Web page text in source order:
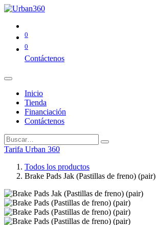
0
0
Contáctenos
Inicio
Tienda
Financiación
Contáctenos
Tarifa Urban 360
Todos los productos
Brake Pads Jak (Pastillas de freno) (pair)